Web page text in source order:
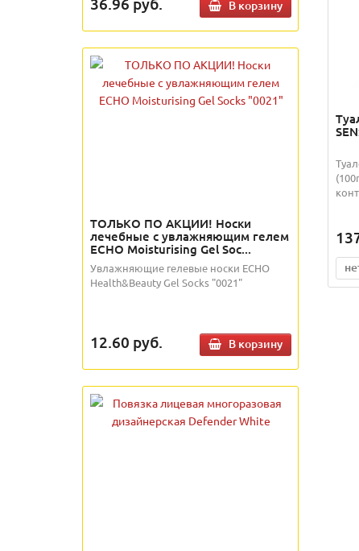
В корзину
ТОЛЬКО ПО АКЦИИ! Носки
лечебные с увлажняющим гелем
ECHO Moisturising Gel Soc...
Увлажняющие гелевые носки ECHO
Health&Beauty Gel Socks "0021"
12.60 руб. В корзину